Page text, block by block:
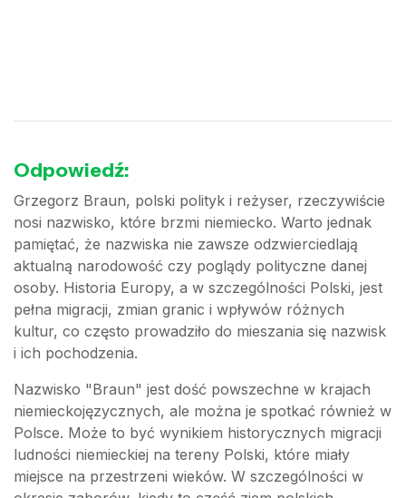
Odpowiedź:
Grzegorz Braun, polski polityk i reżyser, rzeczywiście
nosi nazwisko, które brzmi niemiecko. Warto jednak
pamiętać, że nazwiska nie zawsze odzwierciedlają
aktualną narodowość czy poglądy polityczne danej
osoby. Historia Europy, a w szczególności Polski, jest
pełna migracji, zmian granic i wpływów różnych
kultur, co często prowadziło do mieszania się nazwisk
i ich pochodzenia.
Nazwisko "Braun" jest dość powszechne w krajach
niemieckojęzycznych, ale można je spotkać również w
Polsce. Może to być wynikiem historycznych migracji
ludności niemieckiej na tereny Polski, które miały
miejsce na przestrzeni wieków. W szczególności w